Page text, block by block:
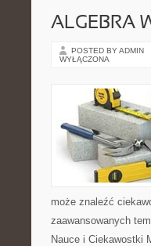
ALGEBRA
POSTED BY ADMIN
WYŁĄCZONA
może znaleźć
zaawansowanych
Nauce i Ciekawostki